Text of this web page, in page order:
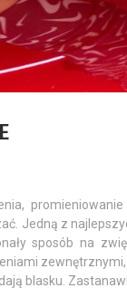
Jedną z
sposób na
blasku.
w
17 Stycznia 2026